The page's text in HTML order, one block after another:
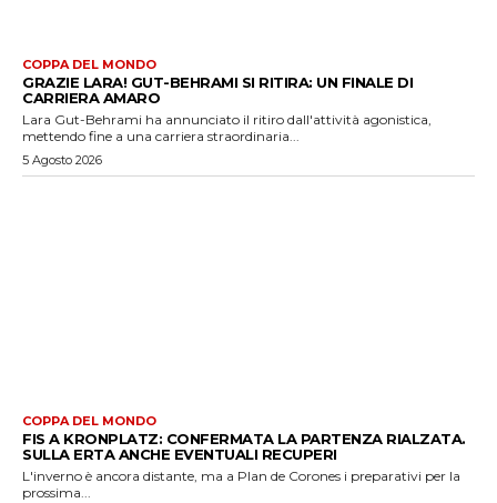
COPPA DEL MONDO
GRAZIE LARA! GUT-BEHRAMI SI RITIRA: UN FINALE DI
CARRIERA AMARO
Lara Gut-Behrami ha annunciato il ritiro dall'attività agonistica,
mettendo fine a una carriera straordinaria...
5 Agosto 2026
COPPA DEL MONDO
FIS A KRONPLATZ: CONFERMATA LA PARTENZA RIALZATA.
SULLA ERTA ANCHE EVENTUALI RECUPERI
L'inverno è ancora distante, ma a Plan de Corones i preparativi per la
prossima...